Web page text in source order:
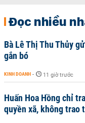
Đọc nhiều
Bà Lê Thị Thu Thủy
gắn bó
KINH DOANH - 11 giờ trước
Huấn Hoa Hồng chỉ
quyền xã, không trao